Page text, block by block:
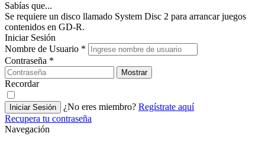
Sabías que...
Se requiere un disco llamado System Disc 2 para arrancar juegos
contenidos en GD-R.
Iniciar Sesión
Nombre de Usuario *
Contraseña *
Mostrar
Recordar
Iniciar Sesión ¿No eres miembro? Regístrate aquí
Recupera tu contraseña
Navegación